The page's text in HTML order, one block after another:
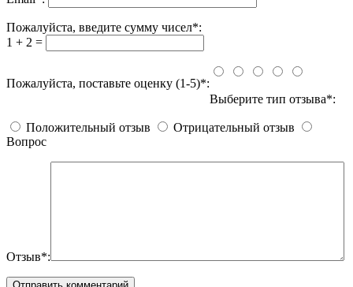
Пожалуйста, введите сумму чисел*:
1 + 2 =
Пожалуйста, поставьте оценку (1-5)*:
Выберите тип отзыва*:
Положительный отзыв
Отрицательный отзыв
Вопрос
Отзыв*: